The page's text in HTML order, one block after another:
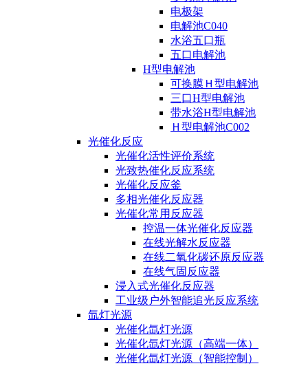
电极架
电解池C040
水浴五口瓶
五口电解池
H型电解池
可换膜Ｈ型电解池
三口H型电解池
带水浴H型电解池
Ｈ型电解池C002
光催化反应
光催化活性评价系统
光致热催化反应系统
光催化反应釜
多相光催化反应器
光催化常用反应器
控温一体光催化反应器
在线光解水反应器
在线二氧化碳还原反应器
在线气固反应器
浸入式光催化反应器
工业级户外智能追光反应系统
氙灯光源
光催化氙灯光源
光催化氙灯光源（高端一体）
光催化氙灯光源（智能控制）